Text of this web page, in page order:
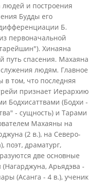
людей и построения
Будды его
Б.
первоначальной
Хинаяна
путь спасения. Махаяна
людям. Главное
том, что последняя
признает Иерархию
Бодхисаттвами (Бодхи -
- сущность) и Тарами
Махаяны на
(2 в.), на Северо-
поэт, драматург,
две основные
Арьядэва -
(Асанга - 4 в.), ученик